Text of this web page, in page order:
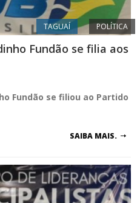
TAGUAÍ POLÍTICA
Fundão se filia aos
Fundão se filiou ao Partido
SAIBA MAIS.